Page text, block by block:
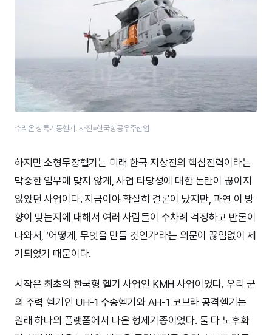
수리온 상륙기동헬기. 사진=한국항공우주산업
하지만 소형무장헬기는 미래 한국 지상전의 핵심전력이라는
막중한 임무에 맞지 않게, 사업 타당성에 대한 논란이 끊이지
않았던 사업이다. 지금이야 확실히 결론이 났지만, 과연 이 방
향이 맞는지에 대해서 여러 사람들이 수차례 걱정하고 반론이
나와서, ‘어떻게, 무엇을 만들 것인가’라는 의문이 끊임없이 제
기되었기 때문이다.
시작은 최초의 한국형 헬기 사업인 KMH 사업이었다. 우리 군
의 주력 헬기인 UH-1 수송헬기와 AH-1 코브라 공격헬기는
원래 하나의 플랫폼에서 나온 형제기종이었다. 둘 다 노후화